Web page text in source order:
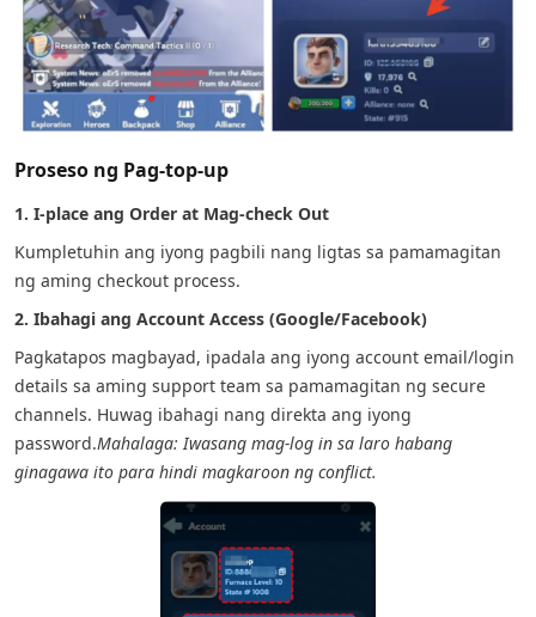
Proseso ng Pag-top-up
1. I-place ang Order at Mag-check Out
Kumpletuhin ang iyong pagbili nang ligtas sa pamamagitan
ng aming checkout process.
2. Ibahagi ang Account Access (Google/Facebook)
Pagkatapos magbayad, ipadala ang iyong account email/login
details sa aming support team sa pamamagitan ng secure
channels. Huwag ibahagi nang direkta ang iyong
password.Mahalaga: Iwasang mag-log in sa laro habang
ginagawa ito para hindi magkaroon ng conflict.